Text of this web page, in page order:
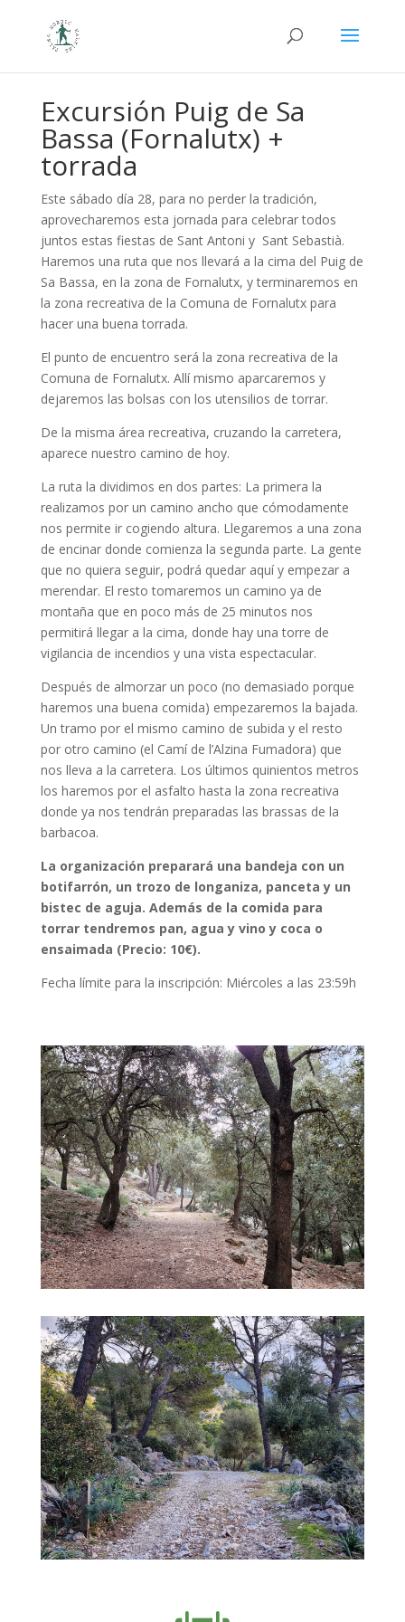
Excursión Puig de Sa
Bassa (Fornalutx) +
torrada
Este sábado día 28, para no perder la tradición,
aprovecharemos esta jornada para celebrar todos
juntos estas fiestas de Sant Antoni y Sant Sebastià.
Haremos una ruta que nos llevará a la cima del Puig de
Sa Bassa, en la zona de Fornalutx, y terminaremos en
la zona recreativa de la Comuna de Fornalutx para
hacer una buena torrada.
El punto de encuentro será la zona recreativa de la
Comuna de Fornalutx. Allí mismo aparcaremos y
dejaremos las bolsas con los utensilios de torrar.
De la misma área recreativa, cruzando la carretera,
aparece nuestro camino de hoy.
La ruta la dividimos en dos partes: La primera la
realizamos por un camino ancho que cómodamente
nos permite ir cogiendo altura. Llegaremos a una zona
de encinar donde comienza la segunda parte. La gente
que no quiera seguir, podrá quedar aquí y empezar a
merendar. El resto tomaremos un camino ya de
montaña que en poco más de 25 minutos nos
permitirá llegar a la cima, donde hay una torre de
vigilancia de incendios y una vista espectacular.
Después de almorzar un poco (no demasiado porque
haremos una buena comida) empezaremos la bajada.
Un tramo por el mismo camino de subida y el resto
por otro camino (el Camí de l’Alzina Fumadora) que
nos lleva a la carretera. Los últimos quinientos metros
los haremos por el asfalto hasta la zona recreativa
donde ya nos tendrán preparadas las brassas de la
barbacoa.
La organización preparará una bandeja con un
botifarrón, un trozo de longaniza, panceta y un
bistec de aguja. Además de la comida para
torrar tendremos pan, agua y vino y coca o
ensaimada (Precio: 10€).
Fecha límite para la inscripción: Miércoles a las 23:59h